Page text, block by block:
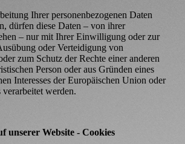
Ihrer personenbezogenen Daten
dürfen diese Daten – von ihrer
– nur mit Ihrer Einwilligung oder zur
oder Verteidigung von
zum Schutz der Rechte einer anderen
Person oder aus Gründen eines
Interesses der Europäischen Union oder
werden.
unserer Website - Cookies